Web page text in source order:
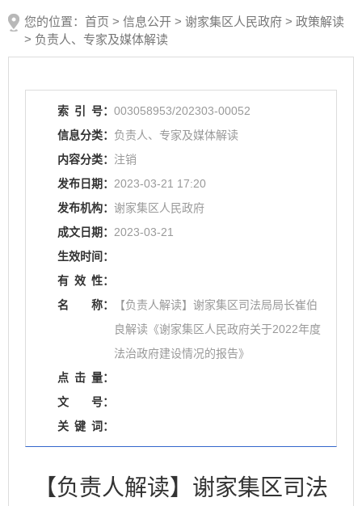
您的位置： 首页 > 信息公开 > 谢家集区人民政府 > 政策解读
> 负责人、专家及媒体解读
索 引 号： 003058953/202303-00052
信息分类： 负责人、专家及媒体解读
内容分类： 注销
发布日期： 2023-03-21 17:20
发布机构： 谢家集区人民政府
成文日期： 2023-03-21
生效时间：
有 效 性：
名
称：
【负责人解读】谢家集区司法局局长崔伯
良解读《谢家集区人民政府关于2022年度
法治政府建设情况的报告》
点 击 量：
文
号：
关 键 词：
【负责人解读】谢家集区司法